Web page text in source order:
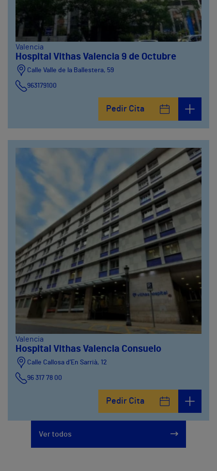
Valencia
Hospital Vithas Valencia 9 de Octubre
Calle Valle de la Ballestera, 59
963179100
Pedir Cita
Valencia
Hospital Vithas Valencia Consuelo
Calle Callosa d’En Sarrià, 12
96 317 78 00
Pedir Cita
Ver todos